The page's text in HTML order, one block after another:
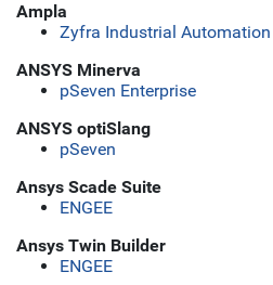
Ampla
Zyfra Industrial
ANSYS Minerva
pSeven Enterprise
ANSYS optiSlang
pSeven
Ansys Scade Suite
ENGEE
Ansys Twin Builder
ENGEE